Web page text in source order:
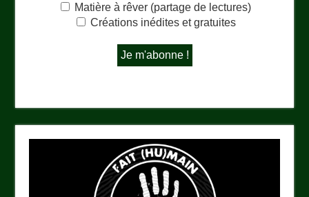
Matière à rêver (partage de lectures)
Créations inédites et gratuites